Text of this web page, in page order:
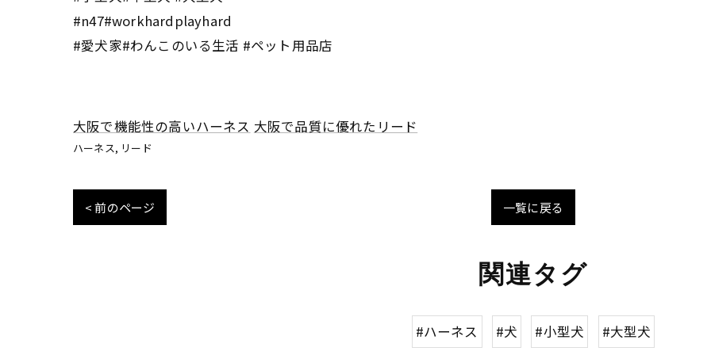
#n47#workhardplayhard
#愛犬家#わんこのいる生活 #ペット用品店
大阪で機能性の高いハーネス 大阪で品質に優れたリード
ハーネス リード
< 前のページ 一覧に戻る
関連タグ
#ハーネス #犬 #小型犬 #大型犬